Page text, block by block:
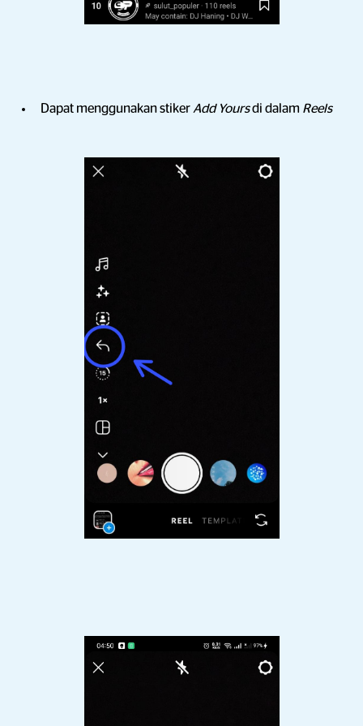
Dapat menggunakan stiker Add Yoursdi dalam Reels